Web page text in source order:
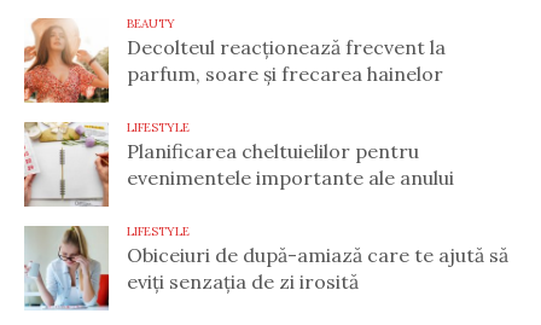
BEAUTY
Decolteul reacționează frecvent la
parfum, soare și frecarea hainelor
LIFESTYLE
Planificarea cheltuielilor pentru
evenimentele importante ale anului
LIFESTYLE
Obiceiuri de după-amiază care te ajută să
eviți senzația de zi irosită